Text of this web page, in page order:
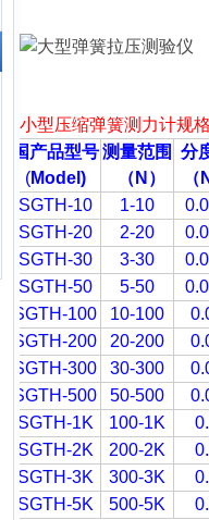
小型压缩弹簧测力计规
国产品型号
(Model)
测量范围
（ N ）
分
（
SGTH-10
1-10
SGTH-20
2-20
SGTH-30
3-30
SGTH-50
5-50
SGTH-100
10-100
SGTH-200
20-200
SGTH-300
30-300
SGTH-500
50-500
SGTH-1K
100-1K
SGTH-2K
200-2K
SGTH-3K
300-3K
SGTH-5K
500-5K